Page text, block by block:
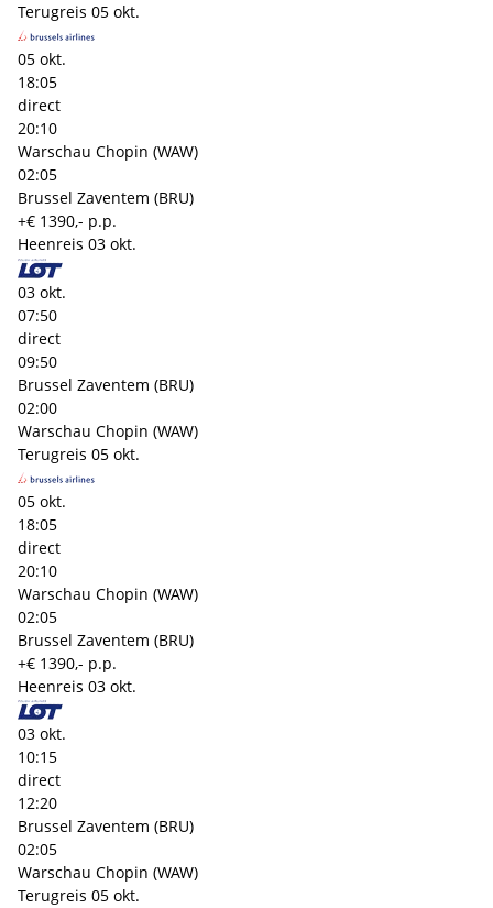
Terugreis 05 okt.
05 okt.
18:05
direct
20:10
Warschau Chopin (WAW)
02:05
Brussel Zaventem (BRU)
+€ 1390,- p.p.
Heenreis 03 okt.
03 okt.
07:50
direct
09:50
Brussel Zaventem (BRU)
02:00
Warschau Chopin (WAW)
Terugreis 05 okt.
05 okt.
18:05
direct
20:10
Warschau Chopin (WAW)
02:05
Brussel Zaventem (BRU)
+€ 1390,- p.p.
Heenreis 03 okt.
03 okt.
10:15
direct
12:20
Brussel Zaventem (BRU)
02:05
Warschau Chopin (WAW)
Terugreis 05 okt.